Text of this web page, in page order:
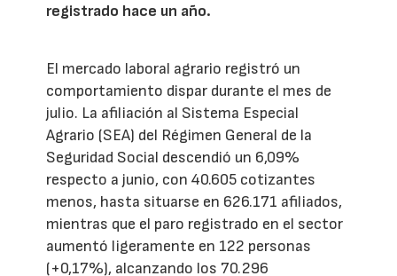
registrado hace un año.
El mercado laboral agrario registró un
comportamiento dispar durante el mes de
julio. La afiliación al Sistema Especial
Agrario (SEA) del Régimen General de la
Seguridad Social descendió un 6,09%
respecto a junio, con 40.605 cotizantes
menos, hasta situarse en 626.171 afiliados,
mientras que el paro registrado en el sector
aumentó ligeramente en 122 personas
(+0,17%), alcanzando los 70.296